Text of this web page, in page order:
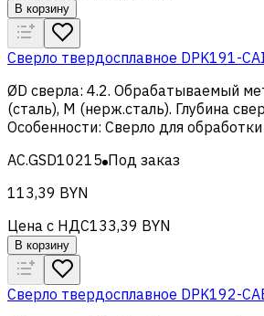
В корзину
Сверло твердосплавное DPK191-
ØD сверла: 4.2. Обрабатываемый
(сталь), M (нерж.сталь). Глубина
Особенности: Сверло для
AC.GSD10215 Под заказ
113,39 BYN
Цена с НДС133,39 BYN
В корзину
Сверло твердосплавное DPK192-